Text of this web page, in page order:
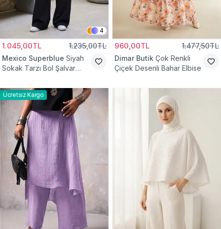
4
1.045,00TL 1.235,00TL
Mexico Superblue Siyah
Sokak Tarzı Bol Şalvar
960,00TL 1.477,50TL
Dimar Butik Çok Renkli
Çiçek Desenli Bahar Elbise
Ücretsiz Kargo